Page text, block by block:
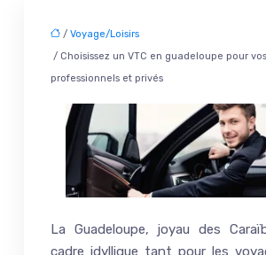
/ Voyage/Loisirs
/ Choisissez un VTC en guadeloupe pour
professionnels et privés
La Guadeloupe, joyau des
cadre idyllique tant pour les